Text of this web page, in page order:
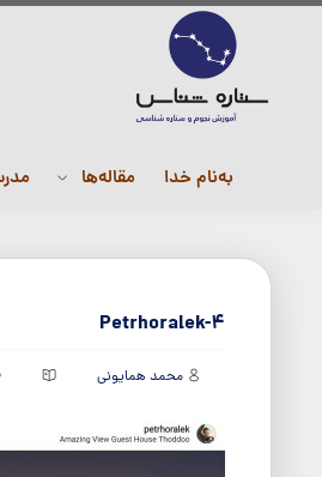
به‌نام خدا مقاله‌ها
Petrhoralek-4
محمد همایونی